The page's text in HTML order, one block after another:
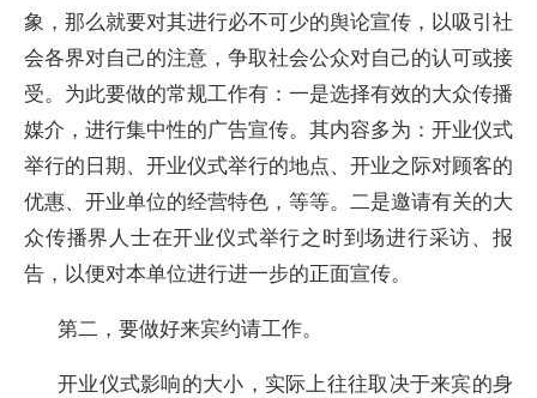
象，那么就要对其进行必不可少的舆论宣传，以吸引社
会各界对自己的注意，争取社会公众对自己的认可或接
受。为此要做的常规工作有：一是选择有效的大众传播
媒介，进行集中性的广告宣传。其内容多为：开业仪式
举行的日期、开业仪式举行的地点、开业之际对顾客的
优惠、开业单位的经营特色，等等。二是邀请有关的大
众传播界人士在开业仪式举行之时到场进行采访、报
告，以便对本单位进行进一步的正面宣传。
第二，要做好来宾约请工作。
开业仪式影响的大小，实际上往往取决于来宾的身